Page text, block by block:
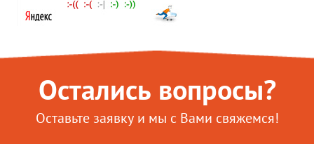
Остались вопросы?
Оставьте заявку и мы с Вами свяжемся!